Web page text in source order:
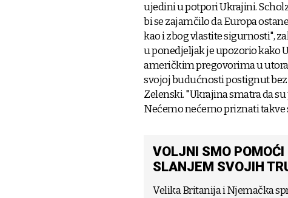
ujedini u potpori Ukrajini.
bi se zajamčilo da Europa
kao i zbog vlastite sigurnosti",
u ponedjeljak je upozorio kako
američkim pregovorima u
svojoj budućnosti postignut
Zelenski. "Ukrajina smatra da
Nećemo nećemo priznati takve
VOLJNI SMO
SLANJEM SVOJIH
Velika Britanija i Njemačka